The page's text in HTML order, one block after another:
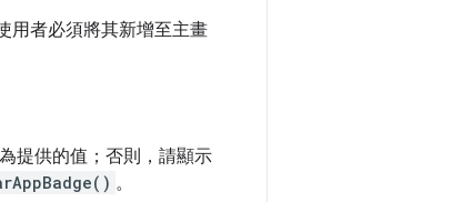
用者必須將其新增至主畫
提供的值；否則，請顯示
。